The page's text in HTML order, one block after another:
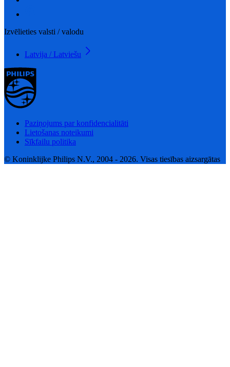
Izvēlieties valsti / valodu
Latvija / Latviešu
Paziņojums par konfidencialitāti
Lietošanas noteikumi
Sīkfailu politika
© Koninklijke Philips N.V., 2004 - 2026. Visas tiesības aizsargātas